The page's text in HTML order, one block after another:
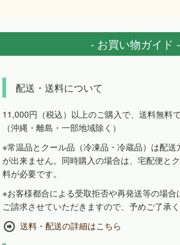
- お買い物ガイド -
配送・送料について
11,000円（税込）以上のご購入で、送料無料
（沖縄・離島・一部地域除く）
※常温品とクール品（冷凍品・冷蔵品）は配送
が出来ません。同時購入の場合は、宅配便と
料が必要です。
※お客様都合による受取拒否や再発送等の場合
ご請求させていただきますので、予めご了承く
送料・配送の詳細はこちら